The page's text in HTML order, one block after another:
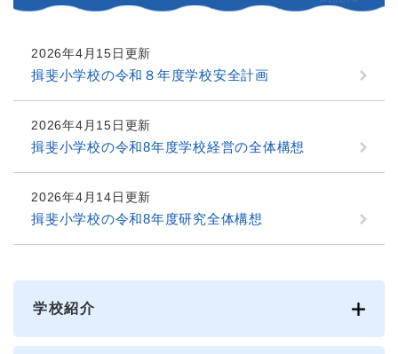
2026年4月15日更新
揖斐小学校の令和８年度学校安全計画
2026年4月15日更新
揖斐小学校の令和8年度学校経営の全体構想
2026年4月14日更新
揖斐小学校の令和8年度研究全体構想
学校紹介